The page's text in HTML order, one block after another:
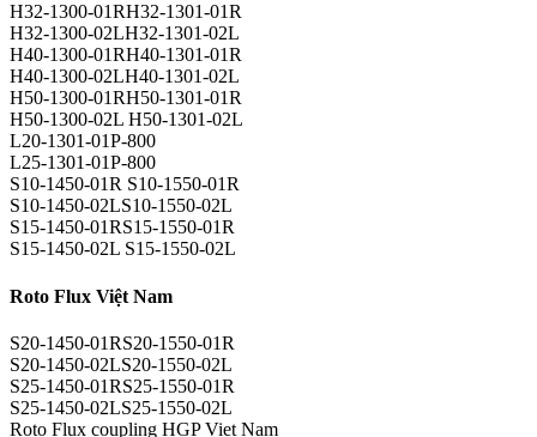
H32-1300-01RH32-1301-01R
H32-1300-02LH32-1301-02L
H40-1300-01RH40-1301-01R
H40-1300-02LH40-1301-02L
H50-1300-01RH50-1301-01R
H50-1300-02L H50-1301-02L
L20-1301-01P-800
L25-1301-01P-800
S10-1450-01R S10-1550-01R
S10-1450-02LS10-1550-02L
S15-1450-01RS15-1550-01R
S15-1450-02L S15-1550-02L
Roto Flux Việt Nam
S20-1450-01RS20-1550-01R
S20-1450-02LS20-1550-02L
S25-1450-01RS25-1550-01R
S25-1450-02LS25-1550-02L
Roto Flux coupling HGP Viet Nam